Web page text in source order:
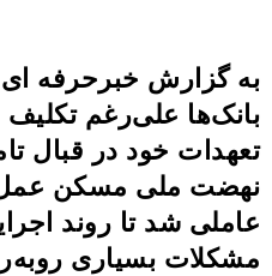
به گزارش خبرحرفه ای
بانک‌ها علی‌رغم تکلیف
تعهدات خود در قبال
نهضت ملی مسکن عمل
عاملی شد تا روند
مشکلات بسیاری